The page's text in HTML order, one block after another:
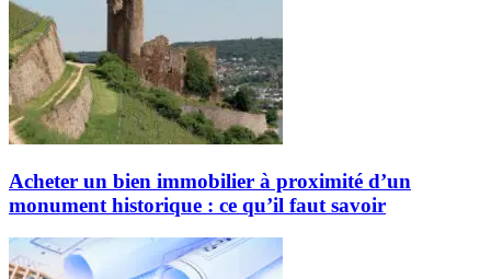
Acheter un bien immobilier à proximité d’un
monument historique : ce qu’il faut savoir